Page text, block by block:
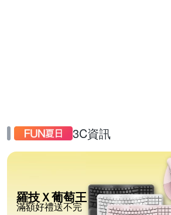
3C資訊
羅技Ｘ葡萄王
滿額好禮送不完